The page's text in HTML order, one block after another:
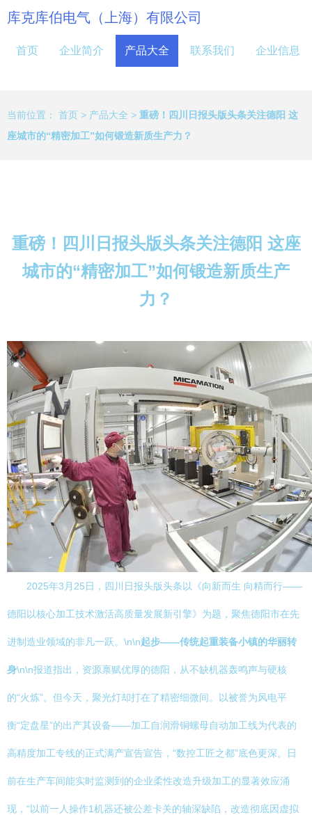
库克库伯电气（上海）有限公司
首页 企业简介 产品大全 联系我们 企业信息
当前位置： 首页 > 产品大全 > 重磅！四川日报头版头条关注德阳 这
座城市的“精密加工”如何锻造新质生产力？
重磅！四川日报头版头条关注德阳 这座
城市的“精密加工”如何锻造新质生产
力？
2025年3月25日，四川日报头版头条以《向新而生 向精而行——
德阳以核心加工技术激活高质量发展新引擎》为题，聚焦德阳市在先
进制造业领域的非凡一跃。\n\n起步——传统起重装备小镇的华丽转
身\n\n报道指出，资源禀赋优厚的德阳，从不缺机器轰鸣声与硬核
的“火炼”。但今天，聚光灯却打在了精密细微间。以被誉为风电平
衡“定盘星”的出产其设备——加工自润滑铜螺母自动加工线为代表的
高精度加工专线的正式满产宣告宣告，“数控工匠之都”底色更深。日
前在生产车间能实时监测到的企业柔性改造升级加工的显著效应涌
现，“以前一人操作1机器还被公差卡关的轴深缺陷，改造彻底因虚拟